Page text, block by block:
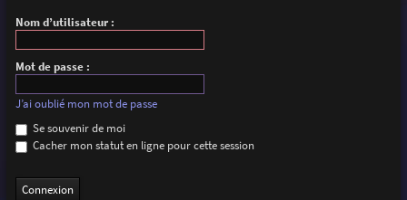
Nom d’utilisateur :
Mot de passe :
J’ai oublié mon mot de passe
Se souvenir de moi
Cacher mon statut en ligne pour cette session